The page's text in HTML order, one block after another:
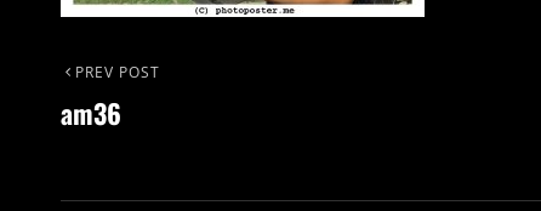
Beitragsnavigation
Previous
Post
PREV POST
am36